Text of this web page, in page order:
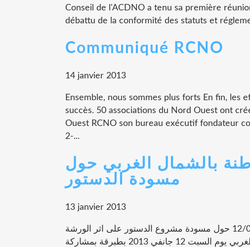
Conseil de l'ACDNO a tenu sa première
débattu de la conformité des statuts et
Communiqué RCNO
14 janvier 2013
Ensemble, nous sommes plus forts En fin, les
succès. 50 associations du Nord Ouest ont
Ouest RCNO son bureau exécutif fondateur
2-...
بالشمال الغربي حول
مسودة الدستور
13 janvier 2013
المجتمع المدني و الدستور: طبرقة في 12/01/2013 حول مسودة مشروع الدستور على اثر الورشة
التي نظمتها جمعية المواطنة و التنمية بالشمال الغربي يوم السبت 12 جانفي 2013 بطبرقة بمشاركة